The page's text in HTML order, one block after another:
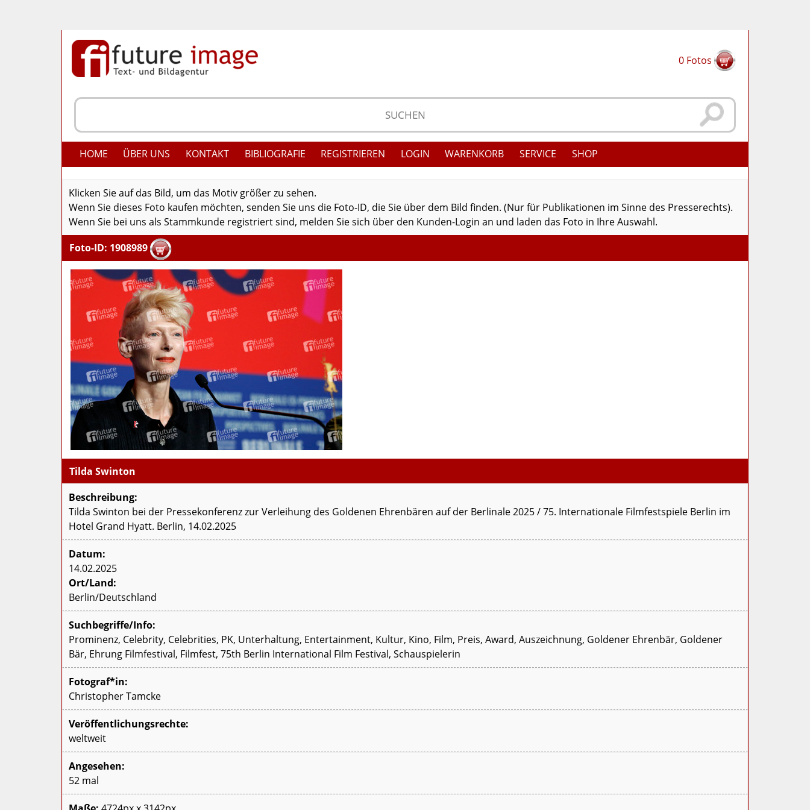
0 Fotos
HOME ÜBER UNS KONTAKT BIBLIOGRAFIE REGISTRIEREN LOGIN WARENKORB SERVICE SHOP
Klicken Sie auf das Bild, um das Motiv größer zu sehen.
Wenn Sie dieses Foto kaufen möchten, senden Sie uns die Foto-ID, die Sie über dem Bild finden. (Nur für Publikationen im Sinne des Presserechts).
Wenn Sie bei uns als Stammkunde registriert sind, melden Sie sich über den Kunden-Login an und laden das Foto in Ihre Auswahl.
Foto-ID: 1908989
Tilda Swinton
Beschreibung:
Tilda Swinton bei der Pressekonferenz zur Verleihung des Goldenen Ehrenbären auf der Berlinale 2025 / 75. Internationale Filmfestspiele Berlin im
Hotel Grand Hyatt. Berlin, 14.02.2025
Datum:
14.02.2025
Ort/Land:
Berlin/Deutschland
Suchbegriffe/Info:
Prominenz, Celebrity, Celebrities, PK, Unterhaltung, Entertainment, Kultur, Kino, Film, Preis, Award, Auszeichnung, Goldener Ehrenbär, Goldener
Bär, Ehrung Filmfestival, Filmfest, 75th Berlin International Film Festival, Schauspielerin
Fotograf*in:
Christopher Tamcke
Veröffentlichungsrechte:
weltweit
Angesehen:
52 mal